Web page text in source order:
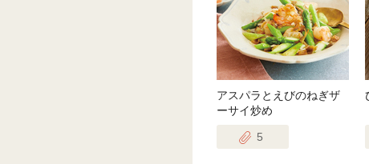
アスパラとえびのねぎザ
ーサイ炒め
5